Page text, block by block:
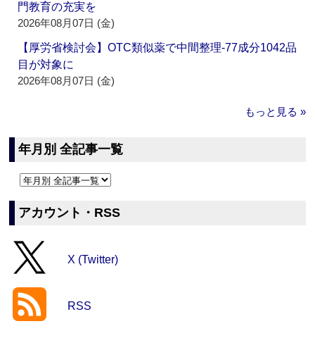
門教育の充実を
2026年08月07日 (金)
【厚労省検討会】OTC類似薬で中間整理‐77成分1042品
目が対象に
2026年08月07日 (金)
もっと見る »
年月別 全記事一覧
アカウント・RSS
X (Twitter)
RSS